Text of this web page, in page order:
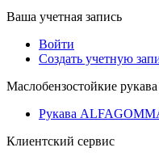
Ваша учетная запись
Войти
Создать учетную
Маслобензостойкие рукава
Рукава
Клиентский сервис